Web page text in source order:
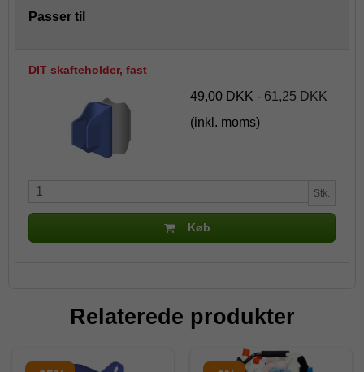
Passer til
DIT skafteholder, fast
49,00 DKK - 61,25 DKK
(inkl. moms)
Stk.
Køb
Relaterede produkter